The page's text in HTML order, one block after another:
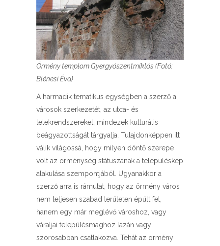
Örmény templom Gyergyószentmiklós (Fotó:
Blénesi Éva)
A harmadik tematikus egységben a szerző a
városok szerkezetét, az utca- és
telekrendszereket, mindezek kulturális
beágyazottságát tárgyalja. Tulajdonképpen itt
válik világossá, hogy milyen döntő szerepe
volt az örménység státuszának a településkép
alakulása szempontjából. Ugyanakkor a
szerző arra is rámutat, hogy az örmény város
nem teljesen szabad területen épült fel,
hanem egy már meglévő városhoz, vagy
váraljai településmaghoz lazán vagy
szorosabban csatlakozva. Tehát az örmény